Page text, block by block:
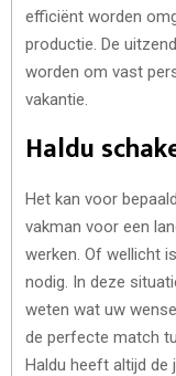
efficiënt worden
productie. De
worden om vast
vakantie.
Haldu
Het kan voor
vakman voor een
werken. Of wellicht
nodig. In deze
weten wat uw
de perfecte match
Haldu heeft altijd de